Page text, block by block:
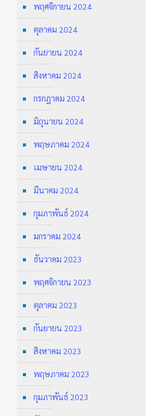
พฤศจิกายน 2024
ตุลาคม 2024
กันยายน 2024
สิงหาคม 2024
กรกฎาคม 2024
มิถุนายน 2024
พฤษภาคม 2024
เมษายน 2024
มีนาคม 2024
กุมภาพันธ์ 2024
มกราคม 2024
ธันวาคม 2023
พฤศจิกายน 2023
ตุลาคม 2023
กันยายน 2023
สิงหาคม 2023
พฤษภาคม 2023
กุมภาพันธ์ 2023